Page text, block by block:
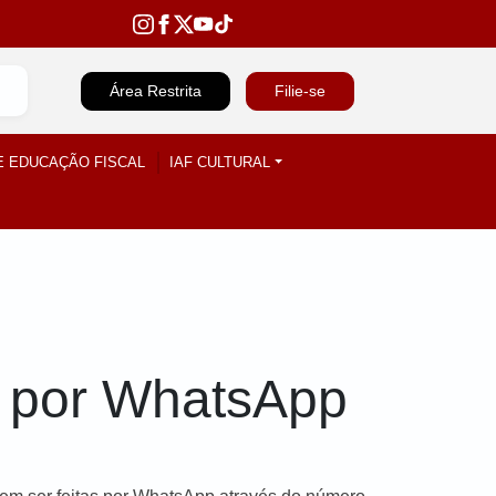
Área Restrita Filie-se
EDUCAÇÃO FISCAL IAF CULTURAL
WhatsApp